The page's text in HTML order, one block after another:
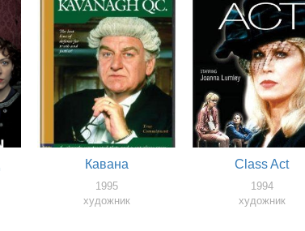
Кавана
1995
художник
Class Act
1994
художник